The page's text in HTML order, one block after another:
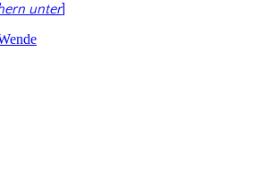
unter]